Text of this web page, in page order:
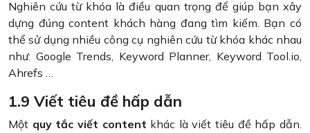
Nghiên cứu từ khóa là điều quan trọng để giúp bạn xây
dựng đúng content khách hàng đang tìm kiếm. Bạn có
thể sử dụng nhiều công cụ nghiên cứu từ khóa khác nhau
như: Google Trends, Keyword Planner, Keyword Tool.io,
Ahrefs …
1.9 Viết tiêu đề hấp dẫn
Một quy tắc viết content khác là viết tiêu đề hấp dẫn.